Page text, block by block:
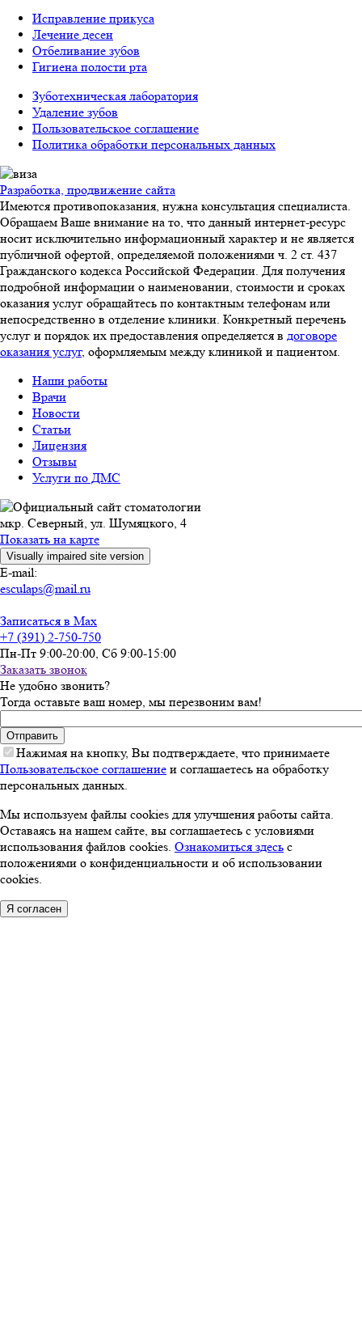
Исправление прикуса
Лечение десен
Отбеливание зубов
Гигиена полости рта
Зуботехническая лаборатория
Удаление зубов
Пользовательское соглашение
Политика обработки персональных данных
Разработка, продвижение сайта
Имеются противопоказания, нужна консультация специалиста.
Обращаем Ваше внимание на то, что данный интернет-ресурс
носит исключительно информационный характер и не является
публичной офертой, определяемой положениями ч. 2 ст. 437
Гражданского кодекса Российской Федерации. Для получения
подробной информации о наименовании, стоимости и сроках
оказания услуг обращайтесь по контактным телефонам или
непосредственно в отделение клиники. Конкретный перечень
услуг и порядок их предоставления определяется в договоре
оказания услуг, оформляемым между клиникой и пациентом.
Наши работы
Врачи
Новости
Статьи
Лицензия
Отзывы
Услуги по ДМС
мкр. Северный, ул. Шумяцкого, 4
Показать на карте
E-mail:
esculaps@mail.ru
Записаться в Max
+7 (391) 2-750-750
Пн-Пт 9:00-20:00, Сб 9:00-15:00
Заказать звонок
Не удобно звонить?
Тогда оставьте ваш номер, мы перезвоним вам!
Нажимая на кнопку, Вы подтверждаете, что принимаете
Пользовательское соглашение и соглашаетесь на обработку
персональных данных.
Мы используем файлы cookies для улучшения работы сайта.
Оставаясь на нашем сайте, вы соглашаетесь с условиями
использования файлов cookies. Ознакомиться здесь с
положениями о конфиденциальности и об использовании
cookies.
Я согласен